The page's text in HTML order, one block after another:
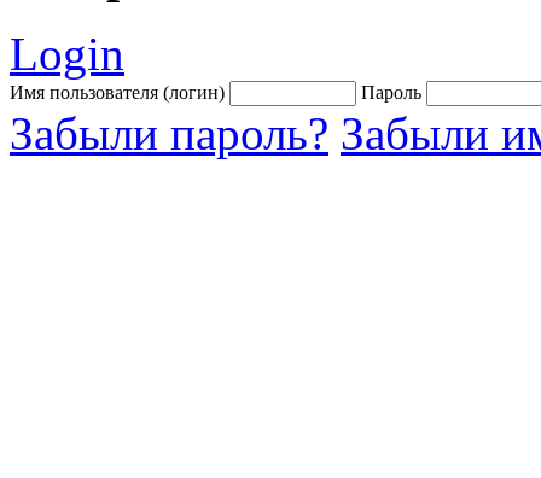
Login
Имя пользователя (логин) Пароль
Забыли пароль? Забыли